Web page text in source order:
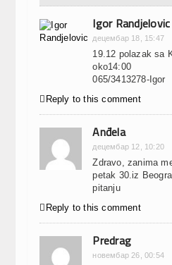
Igor Randjelovic
децембар 18, 15:47
19.12 polazak sa
oko14:00
065/3413278-Igor
 Reply to this comment
Anđela
децембар 12, 10:20
Zdravo, zanima
petak 30.iz
pitanju
 Reply to this comment
Predrag
новембар 26, 00:54